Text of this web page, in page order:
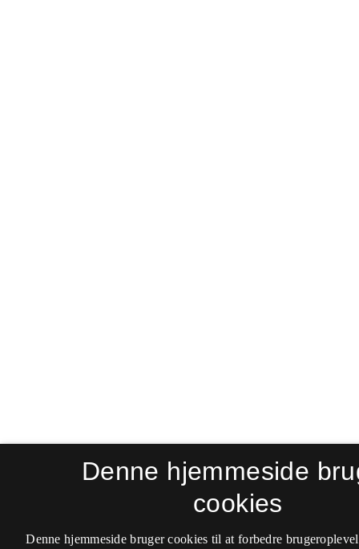
Denne hjemmeside
cookies
Denne hjemmeside bruger cookies til at forbedre